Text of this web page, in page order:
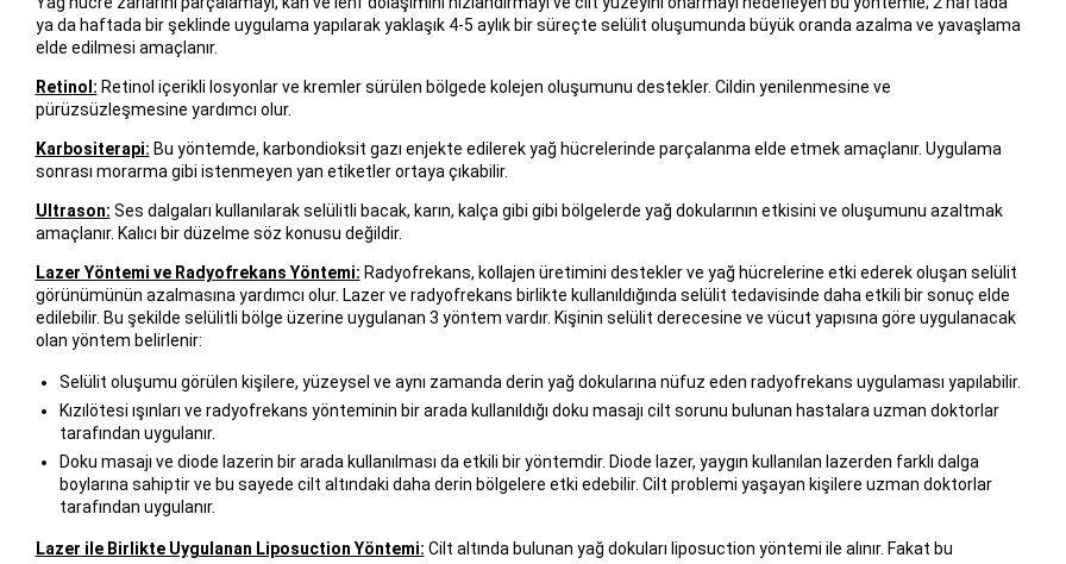
ya da haftada bir şeklinde uygulama yapılarak yaklaşık 4-5 aylık bir süreçte selülit oluşumunda büyük oranda azalma ve yavaşlama
elde edilmesi amaçlanır.
Retinol: Retinol içerikli losyonlar ve kremler sürülen bölgede kolejen oluşumunu destekler. Cildin yenilenmesine ve
pürüzsüzleşmesine yardımcı olur.
Karbositerapi: Bu yöntemde, karbondioksit gazı enjekte edilerek yağ hücrelerinde parçalanma elde etmek amaçlanır. Uygulama
sonrası morarma gibi istenmeyen yan etiketler ortaya çıkabilir.
Ultrason: Ses dalgaları kullanılarak selülitli bacak, karın, kalça gibi gibi bölgelerde yağ dokularının etkisini ve oluşumunu azaltmak
amaçlanır. Kalıcı bir düzelme söz konusu değildir.
Lazer Yöntemi ve Radyofrekans Yöntemi: Radyofrekans, kollajen üretimini destekler ve yağ hücrelerine etki ederek oluşan selülit
görünümünün azalmasına yardımcı olur. Lazer ve radyofrekans birlikte kullanıldığında selülit tedavisinde daha etkili bir sonuç elde
edilebilir. Bu şekilde selülitli bölge üzerine uygulanan 3 yöntem vardır. Kişinin selülit derecesine ve vücut yapısına göre uygulanacak
olan yöntem belirlenir:
Selülit oluşumu görülen kişilere, yüzeysel ve aynı zamanda derin yağ dokularına nüfuz eden radyofrekans uygulaması yapılabilir.
Kızılötesi ışınları ve radyofrekans yönteminin bir arada kullanıldığı doku masajı cilt sorunu bulunan hastalara uzman doktorlar
tarafından uygulanır.
Doku masajı ve diode lazerin bir arada kullanılması da etkili bir yöntemdir. Diode lazer, yaygın kullanılan lazerden farklı dalga
boylarına sahiptir ve bu sayede cilt altındaki daha derin bölgelere etki edebilir. Cilt problemi yaşayan kişilere uzman doktorlar
tarafından uygulanır.
Lazer ile Birlikte Uygulanan Liposuction Yöntemi: Cilt altında bulunan yağ dokuları liposuction yöntemi ile alınır. Fakat bu